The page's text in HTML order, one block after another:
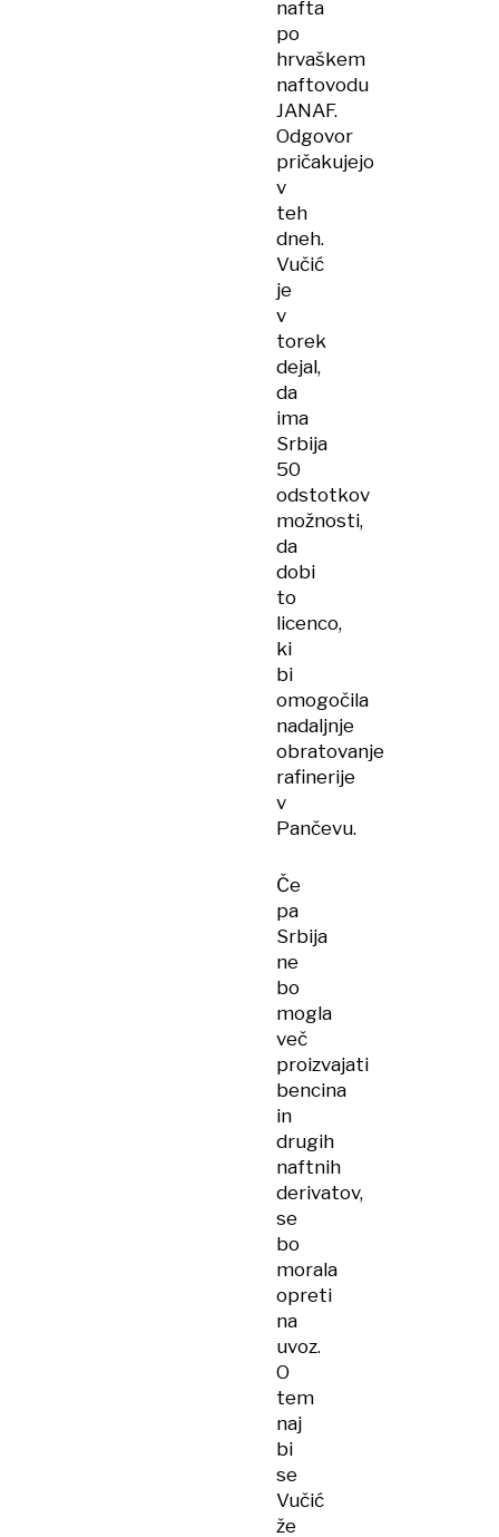
nafta
po
hrvaškem
naftovodu
JANAF.
Odgovor
pričakujejo
v
teh
dneh.
Vučić
je
v
torek
dejal,
da
ima
Srbija
50
odstotkov
možnosti,
da
dobi
to
licenco,
ki
bi
omogočila
nadaljnje
obratovanje
rafinerije
v
Pančevu.
Če
pa
Srbija
ne
bo
mogla
več
proizvajati
bencina
in
drugih
naftnih
derivatov,
se
bo
morala
opreti
na
uvoz.
O
tem
naj
bi
se
Vučić
že